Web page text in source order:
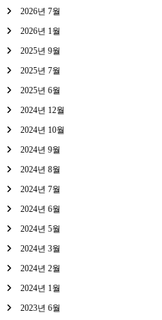
2026년 7월
2026년 1월
2025년 9월
2025년 7월
2025년 6월
2024년 12월
2024년 10월
2024년 9월
2024년 8월
2024년 7월
2024년 6월
2024년 5월
2024년 3월
2024년 2월
2024년 1월
2023년 6월